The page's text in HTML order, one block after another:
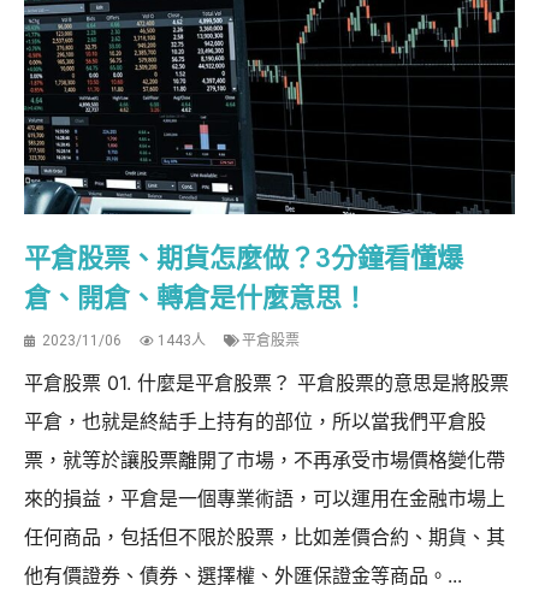
平倉股票、期貨怎麼做？3分鐘看懂爆
倉、開倉、轉倉是什麼意思！
2023/11/06 1443人 平倉股票
平倉股票 01. 什麼是平倉股票？ 平倉股票的意思是將股票
平倉，也就是終結手上持有的部位，所以當我們平倉股
票，就等於讓股票離開了市場，不再承受市場價格變化帶
來的損益，平倉是一個專業術語，可以運用在金融市場上
任何商品，包括但不限於股票，比如差價合約、期貨、其
他有價證券、債券、選擇權、外匯保證金等商品。...